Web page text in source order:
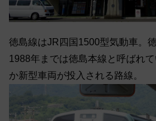
徳島線はJR四国1500型気動車。
1988年までは徳島本線と呼ばれ
か新型車両が投入される路線。